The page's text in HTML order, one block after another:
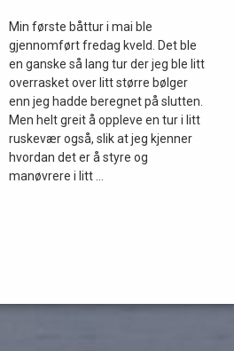
Min første båttur i mai ble
gjennomført fredag kveld. Det ble
en ganske så lang tur der jeg ble litt
overrasket over litt større bølger
enn jeg hadde beregnet på slutten.
Men helt greit å oppleve en tur i litt
ruskevær også, slik at jeg kjenner
hvordan det er å styre og
manøvrere i litt …